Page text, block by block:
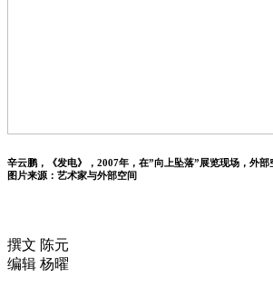
辛云鹏，《发电》，2007年，在”向上坠落”展览现场，外
图片来源：艺术家与外部空间
撰文 陈元
编辑 杨曜